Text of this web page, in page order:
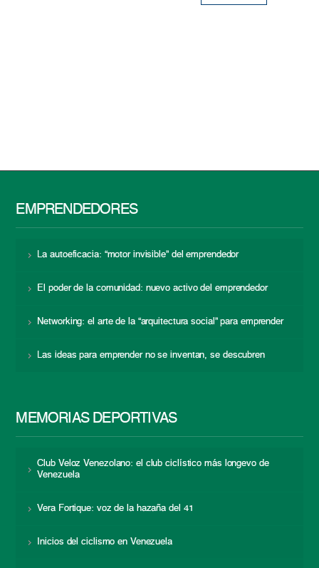
EMPRENDEDORES
La autoeficacia: “motor invisible” del emprendedor
El poder de la comunidad: nuevo activo del emprendedor
Networking: el arte de la “arquitectura social” para emprender
Las ideas para emprender no se inventan, se descubren
MEMORIAS DEPORTIVAS
Club Veloz Venezolano: el club ciclístico más longevo de
Venezuela
Vera Fortique: voz de la hazaña del 41
Inicios del ciclismo en Venezuela